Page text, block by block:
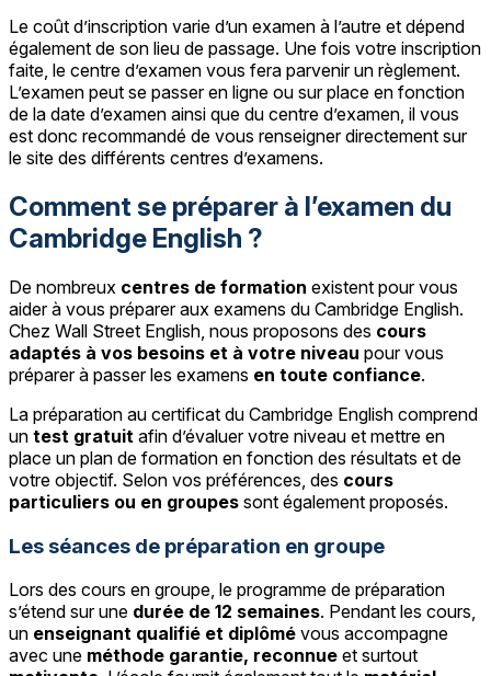
Le coût d’inscription varie d’un examen à l’autre et dépend
également de son lieu de passage. Une fois votre inscription
faite, le centre d’examen vous fera parvenir un règlement.
L’examen peut se passer en ligne ou sur place en fonction
de la date d’examen ainsi que du centre d’examen, il vous
est donc recommandé de vous renseigner directement sur
le site des différents centres d’examens.
Comment se préparer à l’examen du
Cambridge English ?
De nombreux centres de formation existent pour vous
aider à vous préparer aux examens du Cambridge English.
Chez Wall Street English, nous proposons des cours
adaptés à vos besoins et à votre niveau pour vous
préparer à passer les examens en toute confiance.
La préparation au certificat du Cambridge English comprend
un test gratuit afin d’évaluer votre niveau et mettre en
place un plan de formation en fonction des résultats et de
votre objectif. Selon vos préférences, des cours
particuliers ou en groupes sont également proposés.
Les séances de préparation en groupe
Lors des cours en groupe, le programme de préparation
s’étend sur une durée de 12 semaines. Pendant les cours,
un enseignant qualifié et diplômé vous accompagne
avec une méthode garantie, reconnue et surtout